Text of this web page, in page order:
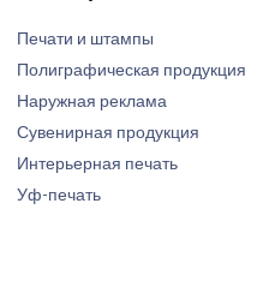
Печати и штампы
Полиграфическая продукция
Наружная реклама
Сувенирная продукция
Интерьерная печать
Уф-печать